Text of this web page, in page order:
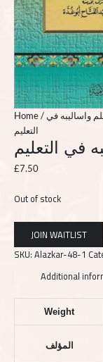
Home/ واساليبه في
التعليم
في التعليم
£7.50
Out of stock
SKU:Alazkar-48-1
Additional
Weight
المؤلف